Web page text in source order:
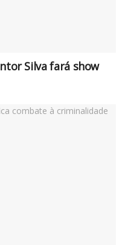
Silva fará show